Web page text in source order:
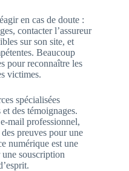
en cas de doute :
contacter l’assureur
sur son site, et
Beaucoup
pour reconnaître les
victimes.
spécialisées
des témoignages.
mail professionnel,
preuves pour une
numérique est une
une souscription